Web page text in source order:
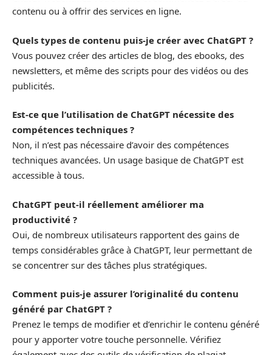
contenu ou à offrir des services en ligne.
Quels types de contenu puis-je créer avec ChatGPT ?
Vous pouvez créer des articles de blog, des ebooks, des
newsletters, et même des scripts pour des vidéos ou des
publicités.
Est-ce que l’utilisation de ChatGPT nécessite des
compétences techniques ?
Non, il n’est pas nécessaire d’avoir des compétences
techniques avancées. Un usage basique de ChatGPT est
accessible à tous.
ChatGPT peut-il réellement améliorer ma
productivité ?
Oui, de nombreux utilisateurs rapportent des gains de
temps considérables grâce à ChatGPT, leur permettant de
se concentrer sur des tâches plus stratégiques.
Comment puis-je assurer l’originalité du contenu
généré par ChatGPT ?
Prenez le temps de modifier et d’enrichir le contenu généré
pour y apporter votre touche personnelle. Vérifiez